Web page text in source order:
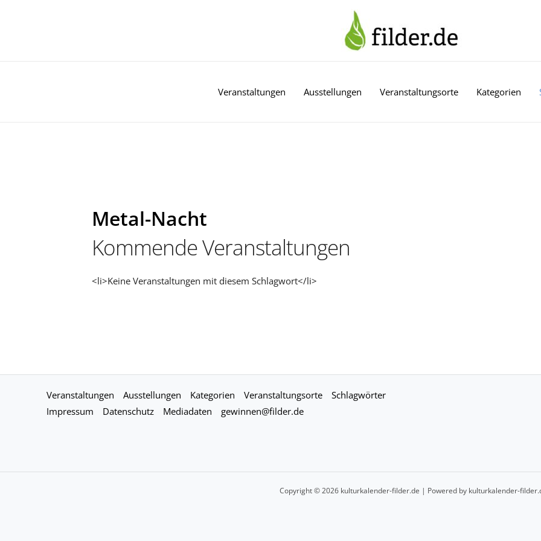
Veranstaltungen Ausstellungen Veranstaltungsorte Kategorien
Metal-Nacht
Kommende Veranstaltungen
<li>Keine Veranstaltungen mit diesem Schlagwort</li>
Veranstaltungen Ausstellungen Kategorien Veranstaltungsorte
Schlagwörter
Impressum
Datenschutz Mediadaten gewinnen@filder.de
Copyright © 2026 kulturkalender-filder.de | Powered by kulturkalender-